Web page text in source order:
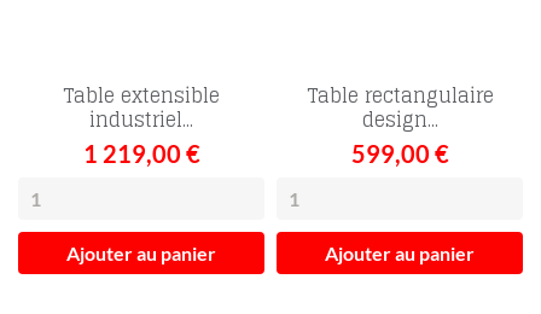
Table extensible
industriel...
1 219,00 €
Ajouter au panier
Table rectangulaire
design...
599,00 €
Ajouter au panier